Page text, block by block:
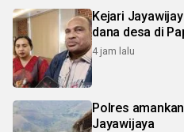
Kejari
dana desa di
4 jam lalu
Polres
Jayawijaya